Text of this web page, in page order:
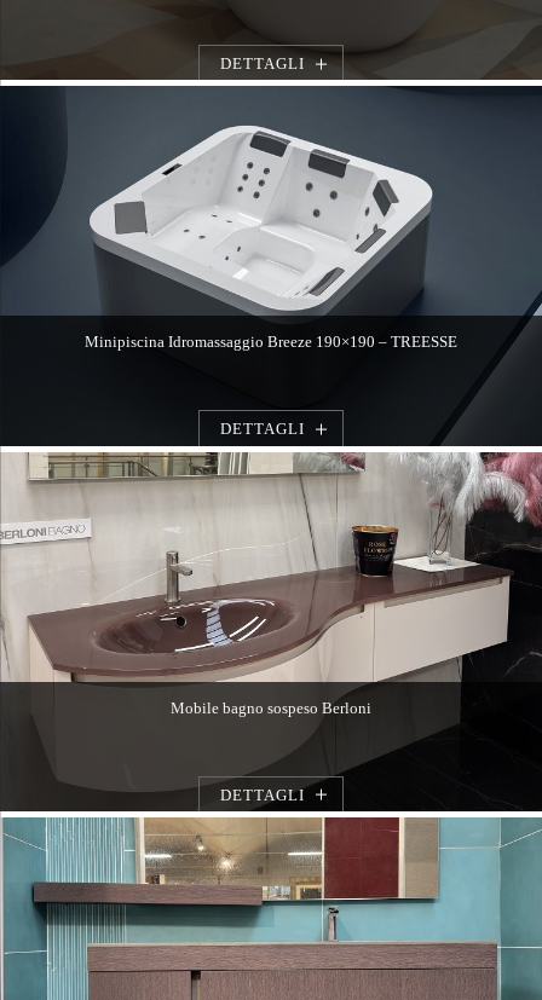
DETTAGLI
Minipiscina Idromassaggio Breeze 190×190 – TREESSE
DETTAGLI
Mobile bagno sospeso Berloni
DETTAGLI